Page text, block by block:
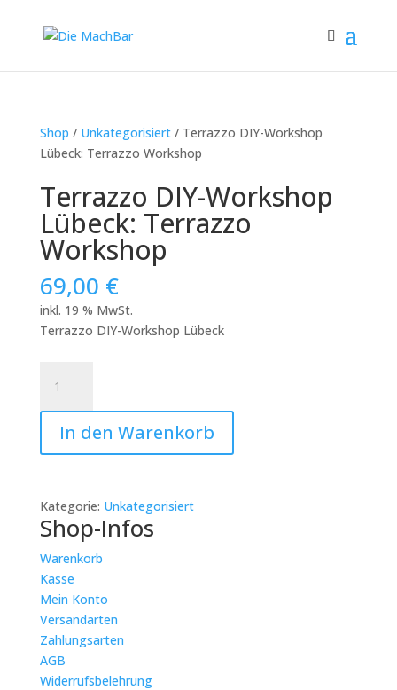
Shop / Unkategorisiert/ Terrazzo DIY-Workshop
Lübeck: Terrazzo Workshop
Terrazzo DIY-Workshop
Lübeck: Terrazzo
Workshop
69,00 €
inkl. 19 % MwSt.
Terrazzo DIY-Workshop Lübeck
DIY-
Workshop
Lübeck:
Terrazzo
Menge
In den Warenkorb
Kategorie: Unkategorisiert
Shop-Infos
Warenkorb
Kasse
Mein Konto
Versandarten
Zahlungsarten
AGB
Widerrufsbelehrung